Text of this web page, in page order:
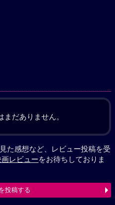
まだありません。
た感想など、レビュー投稿を受
画レビューをお待ちしておりま
投稿する